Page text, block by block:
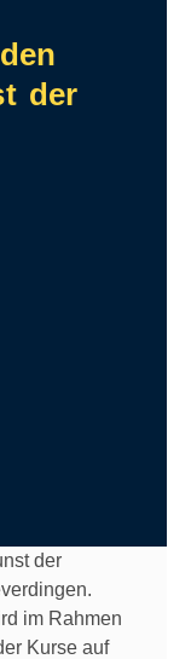
der
der
im Rahmen
Kurse auf